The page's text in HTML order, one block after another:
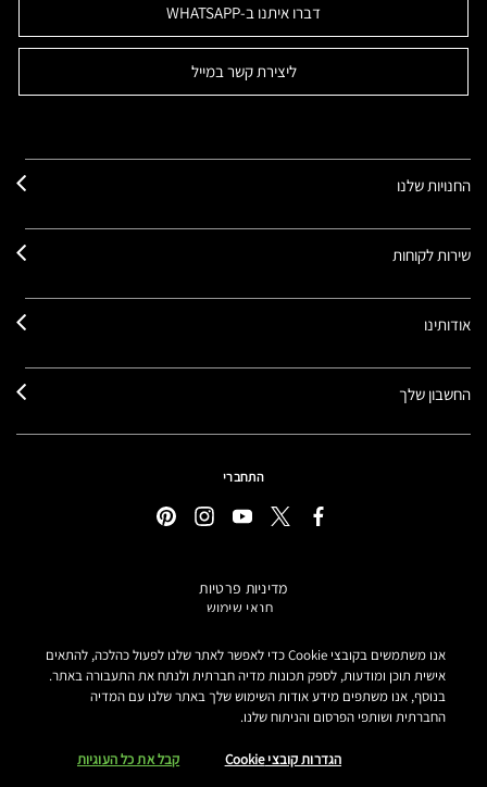
דברו איתנו ב-WHATSAPP
ליצירת קשר במייל
החנויות שלנו
שירות לקוחות
אודותינו
החשבון שלך
התחברי
מדיניות פרטיות
תנאי שימוש
מידע על מוצרים מזוייפים
הצהרת נגישות
הגדרות קובצי COOKIE
MAKE-UP ART COSMETICS© מאק קוסמטיקס כל הזכויות שמורות.
הטקסטים מנוסחים באתר בלשון נקבה אך פונים לכל המגדרים
אנו משתמשים בקובצי Cookie כדי לאפשר לאתר שלנו לפעול כהלכה, להתאים
אישית תוכן ומודעות, לספק תכונות מדיה חברתית ולנתח את התעבורה באתר.
בנוסף, אנו משתפים מידע אודות השימוש שלך באתר שלנו עם המדיה
החברתית ושותפי הפרסום והניתוח שלנו.
הגדרות קובצי Cookie קבל את כל העוגיות